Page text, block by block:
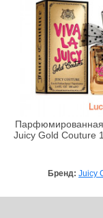
Juicy Gold Couture
Бренд: Juicy